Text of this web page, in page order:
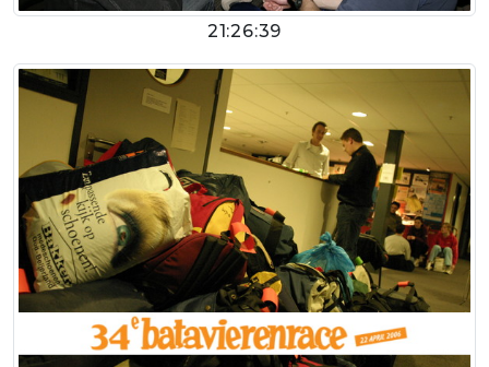
21:26:39